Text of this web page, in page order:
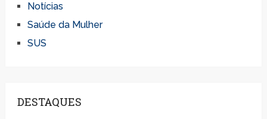
Notícias
Saúde da Mulher
SUS
DESTAQUES